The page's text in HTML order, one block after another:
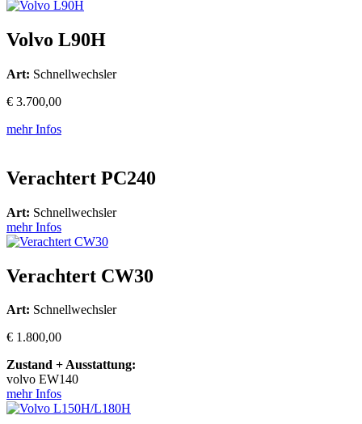
Volvo L90H
Art: Schnellwechsler
€ 3.700,00
mehr Infos
Verachtert PC240
Art: Schnellwechsler
mehr Infos
Verachtert CW30
Art: Schnellwechsler
€ 1.800,00
Zustand + Ausstattung:
volvo EW140
mehr Infos